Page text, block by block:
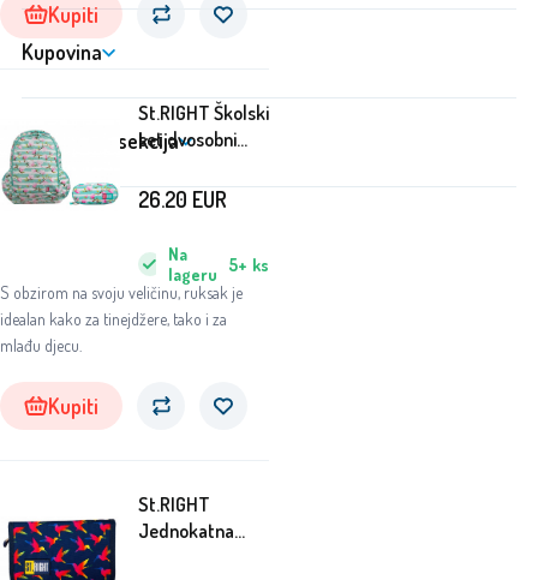
Kupiti
St.RIGHT Školski
set dvosobni
Flower Magnolia
S obzirom na svoju veličinu, ruksak je
idealan kako za tinejdžere, tako i za
mlađu djecu.
Na
lageru
5+ ks
26.20 EUR
Kupiti
St.RIGHT
Jednokatna
Kupovina
Korisnička sekcija